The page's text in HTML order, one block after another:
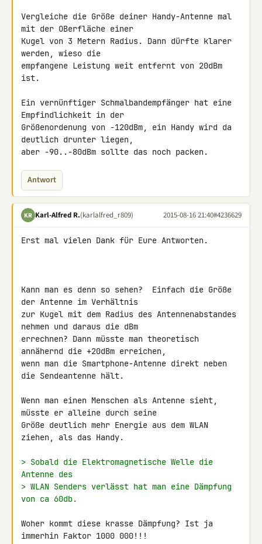
Vergleiche die Größe deiner Handy-Antenne mal
mit der OBerfläche einer
Kugel von 3 Metern Radius. Dann dürfte klarer
werden, wieso die
empfangene Leistung weit entfernt von 20dBm
ist.
Ein vernünftiger Schmalbandempfänger hat eine
Empfindlichkeit in der
Größenordenung von -120dBm, ein Handy wird da
deutlich drunter liegen,
aber -90..-80dBm sollte das noch packen.
Antwort
KR Karl-Alfred R.(karlalfred_r809) 2015-08-16 21:40#4236629
Erst mal vielen Dank für Eure Antworten.
Kann man es denn so sehen?  Einfach die Größe
der Antenne im Verhältnis
zur Kugel mit dem Radius des Antennenabstandes
nehmen und daraus die dBm
errechnen? Dann müsste man theoretisch
annähernd die +20dBm erreichen,
wenn man die Smartphone-Antenne direkt neben
die Sendeantenne hält.
Wenn man einen Menschen als Antenne sieht,
müsste er alleine durch seine
Größe deutlich mehr Energie aus dem WLAN
ziehen, als das Handy.
> Sobald die Elektromagnetische Welle die
Antenne des
> WLAN Senders verlässt hat man eine Dämpfung
von ca 60db.
Woher kommt diese krasse Dämpfung? Ist ja
immerhin Faktor 1000 000!!!